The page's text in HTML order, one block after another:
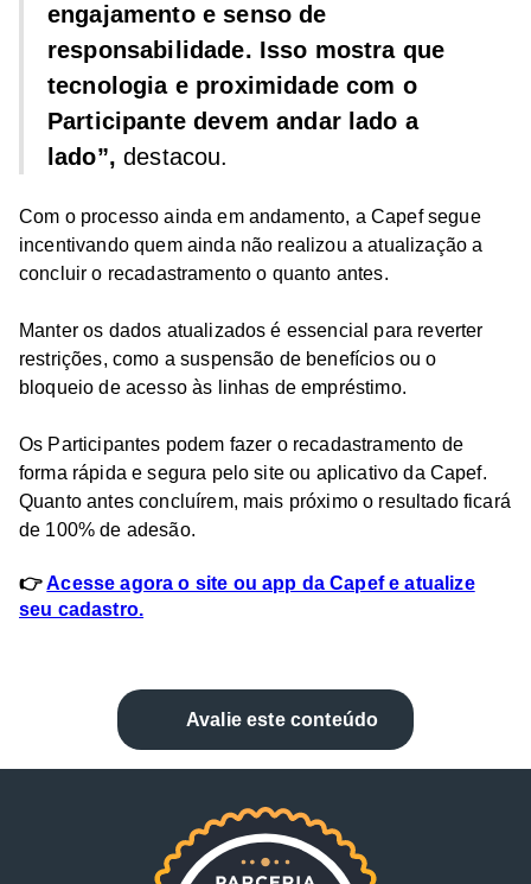
engajamento e senso de
responsabilidade. Isso mostra que
tecnologia e proximidade com o
Participante devem andar lado a
lado”, destacou.
Com o processo ainda em andamento, a Capef segue
incentivando quem ainda não realizou a atualização a
concluir o recadastramento o quanto antes.
Manter os dados atualizados é essencial para reverter
restrições, como a suspensão de benefícios ou o
bloqueio de acesso às linhas de empréstimo.
Os Participantes podem fazer o recadastramento de
forma rápida e segura pelo site ou aplicativo da Capef.
Quanto antes concluírem, mais próximo o resultado ficará
de 100% de adesão.
👉Acesse agora o site ou app da Capef e atualize
seu cadastro.
Avalie este conteúdo